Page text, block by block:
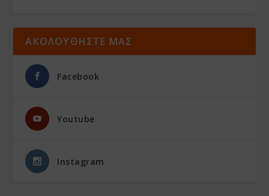
ΑΚΟΛΟΥΘΗΣΤΕ ΜΑΣ
Facebook
Youtube
Instagram